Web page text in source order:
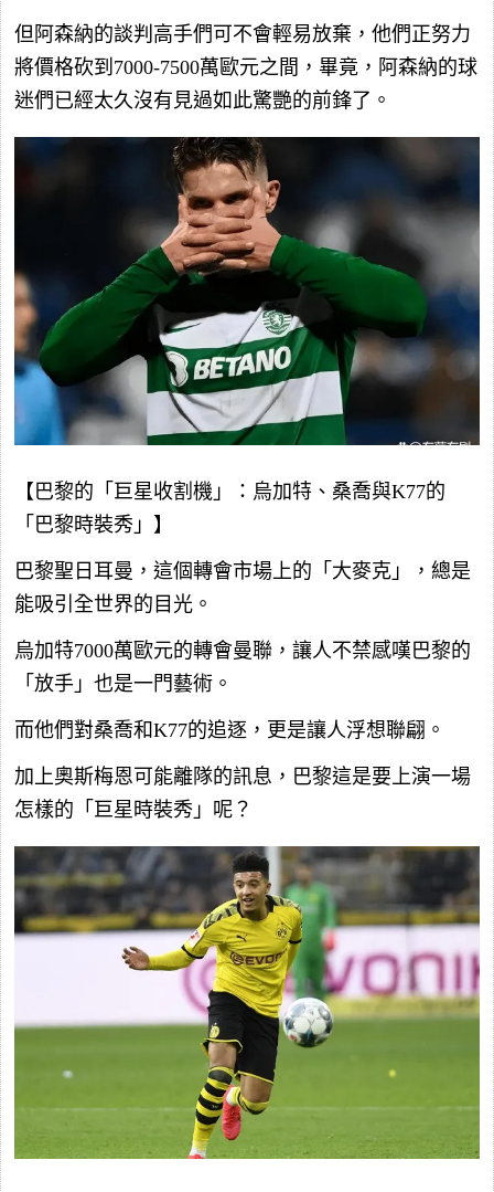
但阿森納的談判高手們可不會輕易放棄，他們正努力
將價格砍到7000-7500萬歐元之間，畢竟，阿森納的球
迷們已經太久沒有見過如此驚艷的前鋒了。
【巴黎的「巨星收割機」：烏加特、桑喬與K77的
「巴黎時裝秀」】
巴黎聖日耳曼，這個轉會市場上的「大麥克」，總是
能吸引全世界的目光。
烏加特7000萬歐元的轉會曼聯，讓人不禁感嘆巴黎的
「放手」也是一門藝術。
而他們對桑喬和K77的追逐，更是讓人浮想聯翩。
加上奧斯梅恩可能離隊的訊息，巴黎這是要上演一場
怎樣的「巨星時裝秀」呢？